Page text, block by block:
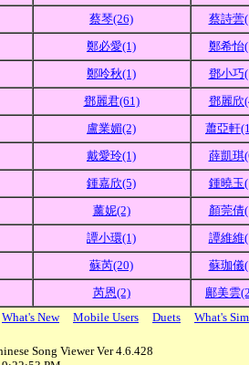
蔡琴(26)
蔡詩蕓
鄭必愛(1)
鄭希怡
鄭呤秋(1)
鄧小巧
鄧麗君(61)
鄧麗欣
盧業媚(2)
蕭亞軒
戴愛玲(1)
薛凱琪
鍾嘉欣(5)
鍾曉玉
薰妮(2)
顏莞倩
譚小環(1)
譚維維
蘇芮(20)
蘇珈儀
芮恩(2)
鄺美雲
What's New Mobile Users Duets What's
Song Viewer Ver 4.6.428